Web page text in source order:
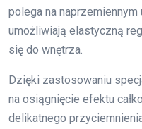
polega na naprzemiennym
umożliwiają elastyczną
się do wnętrza.
Dzięki zastosowaniu
na osiągnięcie efektu
delikatnego